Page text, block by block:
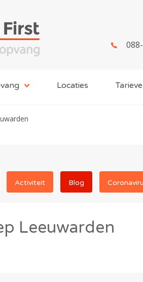
Locaties
Activiteit Blog
Leeuwarden